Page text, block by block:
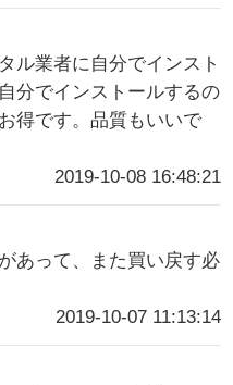
ル業者に自分でインスト
分でインストールするの
得です。品質もいいで
2019-10-08 16:48:21
あって、また買い戻す必
2019-10-07 11:13:14